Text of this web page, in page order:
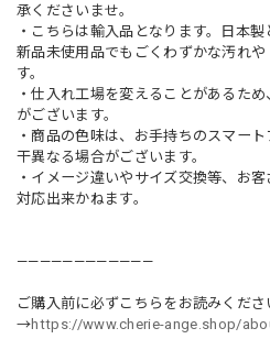
承くださいませ。
・こちらは輸入品となります。日本製
新品未使用品でもごくわずかな汚れ
す。
・仕入れ工場を変えることがあるた
がございます。
・商品の色味は、お手持ちのスマー
干異なる場合がございます。
・イメージ違いやサイズ交換等、お
対応出来かねます。
————————————
ご購入前に必ずこちらをお読みくださ
→https://www.cherie-ange.shop/